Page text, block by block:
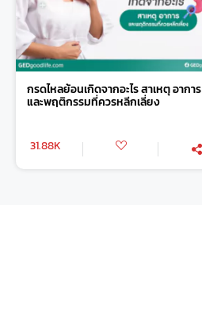
กรดไหลย้อนเกิดจากอะไร สาเหตุ อาการ
และพฤติกรรมที่ควรหลีกเลี่ยง
31.88K